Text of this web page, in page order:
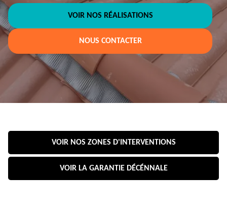
VOIR NOS RÉALISATIONS
NOUS CONTACTER
VOIR NOS ZONES D'INTERVENTIONS
VOIR LA GARANTIE DÉCÉNNALE